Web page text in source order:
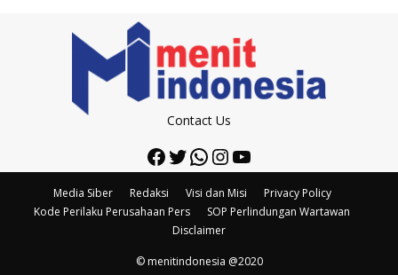
Contact Us
Facebook
Twitter
WhatsApp
Instagram
YouTube
Media Siber Redaksi Visi dan Misi
Privacy Policy
Kode Perilaku Perusahaan Pers
SOP Perlindungan Wartawan
Disclaimer
© menitindonesia @2020